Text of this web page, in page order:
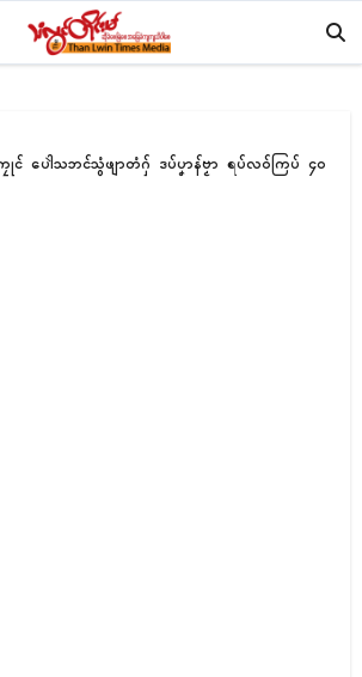
ပေါဲသဘၚ်သွံဖျာတံဂှ် ဒပ်ပၞာန်ဗၟာ ရပ်လဝ်ကြပ် ၄၀